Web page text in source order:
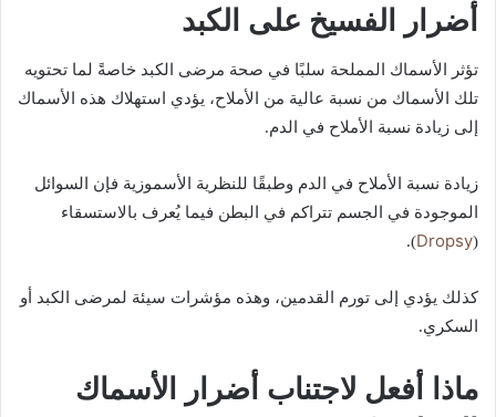
أضرار الفسيخ على الكبد
تؤثر الأسماك المملحة سلبًا في صحة مرضى الكبد خاصةً لما تحتويه
تلك الأسماك من نسبة عالية من الأملاح، يؤدي استهلاك هذه الأسماك
إلى زيادة نسبة الأملاح في الدم.
زيادة نسبة الأملاح في الدم وطبقًا للنظرية الأسموزية فإن السوائل
الموجودة في الجسم تتراكم في البطن فيما يُعرف بالاستسقاء
(
Dropsy
).
كذلك يؤدي إلى تورم القدمين، وهذه مؤشرات سيئة لمرضى الكبد أو
السكري.
ماذا أفعل لاجتناب أضرار الأسماك